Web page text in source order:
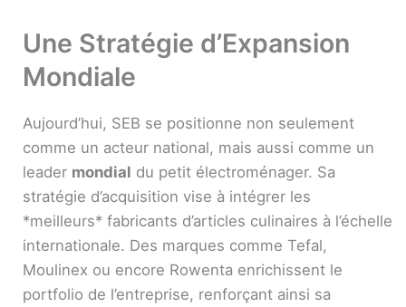
Une Stratégie d’Expansion
Mondiale
Aujourd’hui, SEB se positionne non seulement
comme un acteur national, mais aussi comme un
leader mondial du petit électroménager. Sa
stratégie d’acquisition vise à intégrer les
*meilleurs* fabricants d’articles culinaires à l’échelle
internationale. Des marques comme Tefal,
Moulinex ou encore Rowenta enrichissent le
portfolio de l’entreprise, renforçant ainsi sa